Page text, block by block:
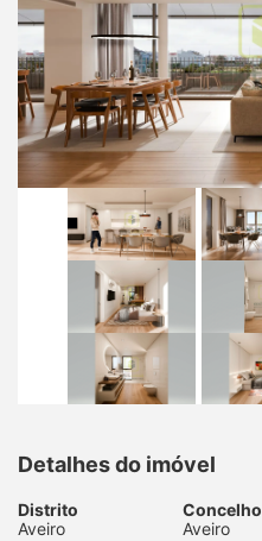
Detalhes do imóvel
Distrito
Aveiro
Concelho
Aveiro